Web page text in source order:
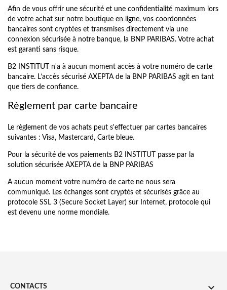
Afin de vous offrir une sécurité et une confidentialité maximum lors
de votre achat sur notre boutique en ligne, vos coordonnées
bancaires sont cryptées et transmises directement via une
connexion sécurisée à notre banque, la BNP PARIBAS. Votre achat
est garanti sans risque.
B2 INSTITUT n'a à aucun moment accès à votre numéro de carte
bancaire. L’accès sécurisé AXEPTA de la BNP PARIBAS agit en tant
que tiers de confiance.
Règlement par carte bancaire
Le règlement de vos achats peut s'effectuer par cartes bancaires
suivantes : Visa, Mastercard, Carte bleue.
Pour la sécurité de vos paiements B2 INSTITUT passe par la
solution sécurisée AXEPTA de la BNP PARIBAS
A aucun moment votre numéro de carte ne nous sera
communiqué. Les échanges sont cryptés et sécurisés grâce au
protocole SSL 3 (Secure Socket Layer) sur Internet, protocole qui
est devenu une norme mondiale.
CONTACTS